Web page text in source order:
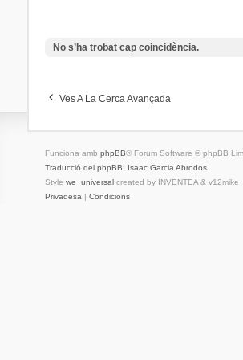
No s’ha trobat cap coincidència.
Ves A La Cerca Avançada
Funciona amb phpBB® Forum Software © phpBB
Traducció del phpBB: Isaac Garcia Abrodos
Style we_universalcreated by INVENTEA & v12mike
Privadesa | Condicions